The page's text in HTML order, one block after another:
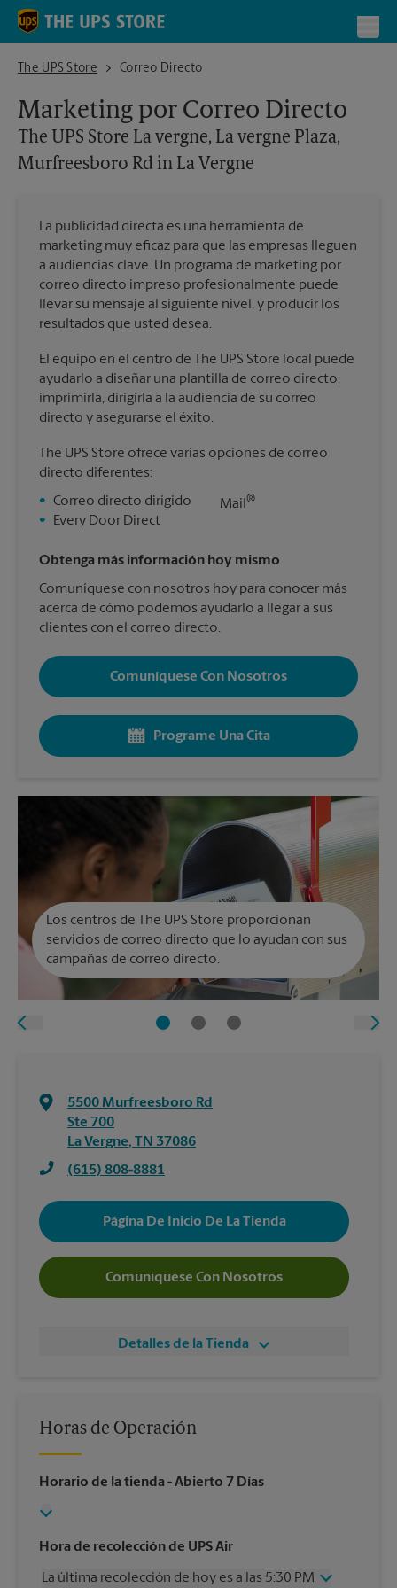
Skip to content
Return to Nav
The UPS Store
The UPS Store La vergne, La vergne Plaza, Murfreesboro Rd in La
Correo Directo
Marketing por Correo Directo
The UPS Store La vergne, La vergne Plaza,
Murfreesboro Rd in La Vergne
La publicidad directa es una herramienta de
marketing muy eficaz para que las empresas lleguen
a audiencias clave. Un programa de marketing por
correo directo impreso profesionalmente puede
llevar su mensaje al siguiente nivel, y producir los
resultados que usted desea.
El equipo en el centro de The UPS Store local puede
ayudarlo a diseñar una plantilla de correo directo,
imprimirla, dirigirla a la audiencia de su correo
directo y asegurarse el éxito.
The UPS Store ofrece varias opciones de correo
directo diferentes:
• Correo directo dirigido
•
Every Door Direct
Mail ®
Obtenga más información hoy mismo
Comuníquese con nosotros hoy para conocer más
acerca de cómo podemos ayudarlo a llegar a sus
clientes con el correo directo.
Comuníquese Con Nosotros
Programe Una Cita
Los centros de The UPS Store proporcionan
servicios de correo directo que lo ayudan con sus
campañas de correo directo.
5500 Murfreesboro Rd
Ste 700
La Vergne, TN 37086
(615) 808-8881
Página De Inicio De La Tienda
Comuníquese Con Nosotros
Detalles de la Tienda
Horas de Operación
Horario de la tienda - Abierto 7 Días
Hora de recolección de UPS Air
La última recolección de hoy es a las 5:30 PM